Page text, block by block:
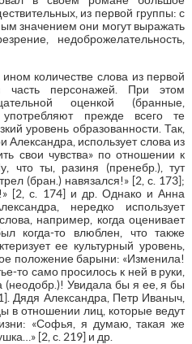
из первой группы: с
значением они могут выражать
недоброжелательность,
количестве слова из первой
часть персонажей. При этом
оценкой (бранные,
употребляют прежде всего те
уровень образованности. Так,
использует слова из
свои чувства» по отношении к
что ты, разиня (пренебр.), тут
(бран.) навязался!» [2, с. 173];
[2, с. 174] и др. Однако и Анна
нередко использует
например, когда оценивает
когда-то влюблен, что также
ее культурный уровень,
положение барыни: «Изменила!
то само просилось к ней в руки,
(неодобр.)! Увидала бы я ее, я бы
Дядя Александра, Петр Иваныч,
в отношении лиц, которые ведут
«Софья, я думаю, такая же
[2, с. 219] и др.